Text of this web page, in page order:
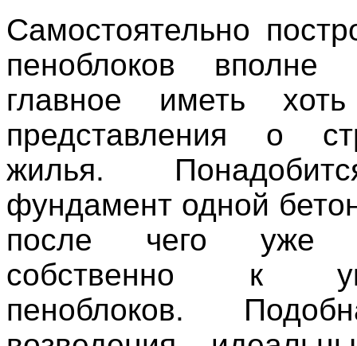
Самостоятельно
пеноблоков
главное иметь
представления о
жилья.
фундамент одной
после чего уже
собственно к
пеноблоков.